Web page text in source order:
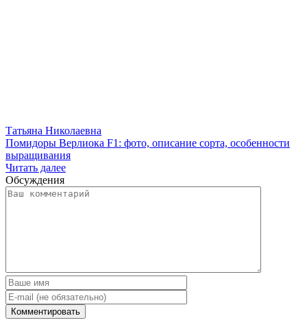
Татьяна Николаевна
Помидоры Верлиока F1: фото, описание сорта, особенности
выращивания
Читать далее
Обсуждения